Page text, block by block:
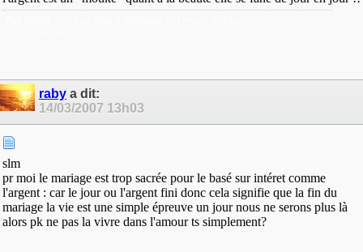
raby a dit:
14/03/2007 13h03
slm
pr moi le mariage est trop sacrée pour le basé sur intéret comme
l'argent : car le jour ou l'argent fini donc cela signifie que la fin du
mariage la vie est une simple épreuve un jour nous ne serons plus là
alors pk ne pas la vivre dans l'amour ts simplement?